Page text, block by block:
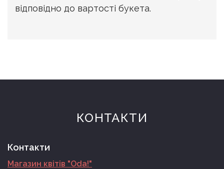
відповідно до вартості букета.
КОНТАКТИ
Контакти
Магазин квітів "Oda!"